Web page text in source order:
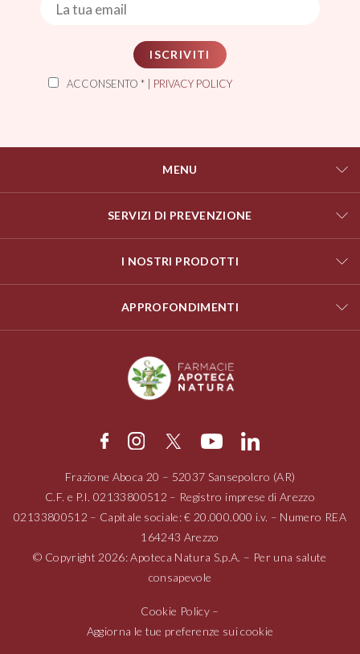
ISCRIVITI
ACCONSENTO * | PRIVACY POLICY
MENU
SERVIZI DI PREVENZIONE
I NOSTRI PRODOTTI
APPROFONDIMENTI
Frazione Aboca 20 – 52037 Sansepolcro (AR)
C.F. e P.I.02133800512 – Registro imprese di Arezzo
02133800512 – Capitale sociale: € 20.000.000 i.v. – Numero REA
164243 Arezzo
© Copyright 2026: Apoteca Natura S.p.A. – Per una salute
consapevole
Cookie Policy–
Aggiorna le tue preferenze sui cookie